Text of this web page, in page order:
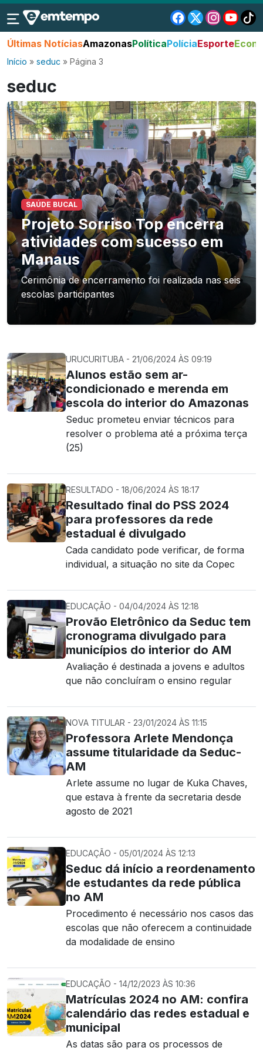
Últimas NotíciasAmazonasPolíticaPolíciaEsporte
Início » seduc » Página 3
seduc
SAÚDE BUCAL
Projeto Sorriso Top encerra
atividades com sucesso em
Manaus
Cerimônia de encerramento foi realizada nas seis
escolas participantes
URUCURITUBA - 21/06/2024 ÀS 09:19
Alunos estão sem ar-
condicionado e merenda em
escola do interior do Amazonas
Seduc prometeu enviar técnicos para
resolver o problema até a próxima terça
(25)
RESULTADO - 18/06/2024 ÀS 18:17
Resultado final do PSS 2024
para professores da rede
estadual é divulgado
Cada candidato pode verificar, de forma
individual, a situação no site da Copec
EDUCAÇÃO - 04/04/2024 ÀS 12:18
Provão Eletrônico da Seduc tem
cronograma divulgado para
municípios do interior do AM
Avaliação é destinada a jovens e adultos
que não concluíram o ensino regular
NOVA TITULAR - 23/01/2024 ÀS 11:15
Professora Arlete Mendonça
assume titularidade da Seduc-
AM
Arlete assume no lugar de Kuka Chaves,
que estava à frente da secretaria desde
agosto de 2021
EDUCAÇÃO - 05/01/2024 ÀS 12:13
Seduc dá início a reordenamento
de estudantes da rede pública
no AM
Procedimento é necessário nos casos das
escolas que não oferecem a continuidade
da modalidade de ensino
EDUCAÇÃO - 14/12/2023 ÀS 10:36
Matrículas 2024 no AM: confira
calendário das redes estadual e
municipal
As datas são para os processos de